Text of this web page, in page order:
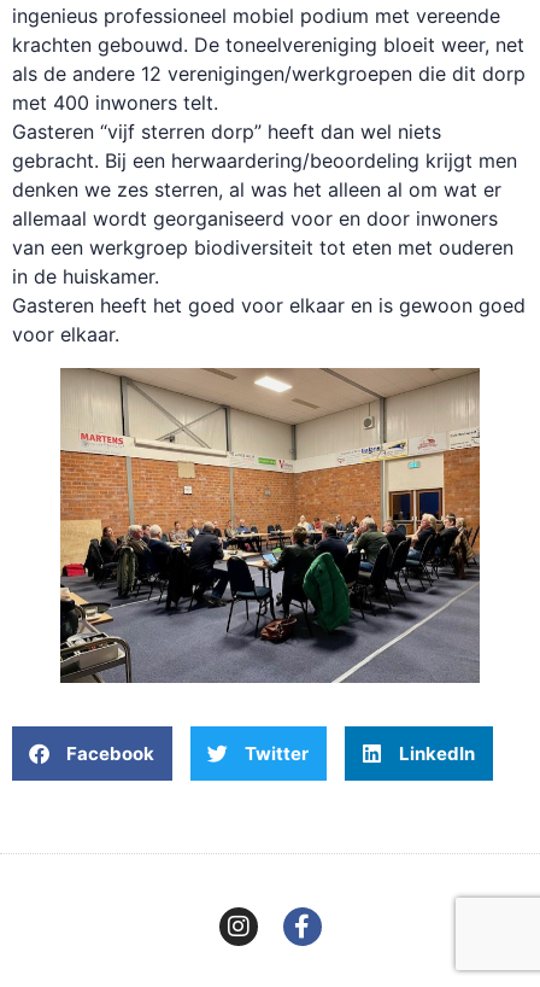
ingenieus professioneel mobiel podium met vereende
krachten gebouwd. De toneelvereniging bloeit weer, net
als de andere 12 verenigingen/werkgroepen die dit dorp
met 400 inwoners telt.
Gasteren “vijf sterren dorp” heeft dan wel niets
gebracht. Bij een herwaardering/beoordeling krijgt men
denken we zes sterren, al was het alleen al om wat er
allemaal wordt georganiseerd voor en door inwoners
van een werkgroep biodiversiteit tot eten met ouderen
in de huiskamer.
Gasteren heeft het goed voor elkaar en is gewoon goed
voor elkaar.
Facebook Twitter LinkedIn